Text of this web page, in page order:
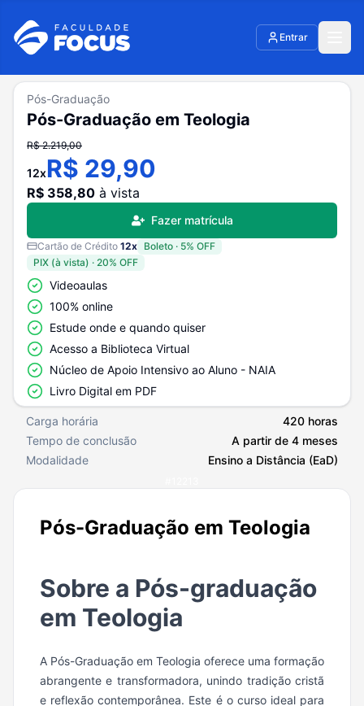
Entrar
Pós-Graduação em Teologia
Sobre a Pós-graduação
em Teologia
A Pós-Graduação em Teologia oferece uma formação
abrangente e transformadora, unindo tradição cristã
e reflexão contemporânea. Este é o curso ideal para
Pós-Graduação
Pós-Graduação em Teologia
R$2.219,00
12xR$ 29,90
R$ 358,80 à vista
Fazer matrícula
Cartão de Crédito 12x Boleto · 5% OFF
PIX (à vista) · 20% OFF
Videoaulas
100% online
Estude onde e quando quiser
Acesso a Biblioteca Virtual
Núcleo de Apoio Intensivo ao Aluno - NAIA
Livro Digital em PDF
Carga horária
420 horas
Tempo de conclusão
A partir de 4 meses
Modalidade
Ensino a Distância (EaD)